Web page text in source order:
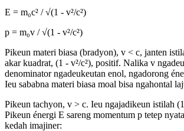
E = m₀c² / √(1 - v²/c²)
p = m₀v / √(1 - v²/c²)
Pikeun materi biasa (bradyon), v < c, janten
akar kuadrat, (1 - v²/c²), positif. Nalika v
denominator ngadeukeutan enol, ngadorong
Ieu sababna materi biasa moal bisa ngahontal
Pikeun tachyon, v > c. Ieu ngajadikeun istilah
Pikeun énergi E sareng momentum p tetep
kedah imajiner: